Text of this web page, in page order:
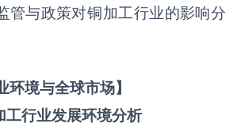
管与政策对‌‌‌‌‌‌‌铜加工‌‌‌‌‌‌‌‌‌‌‌‌‌‌‌‌‌‌‌行业的影响分
环境与全球市场】
工行业发展环境分析